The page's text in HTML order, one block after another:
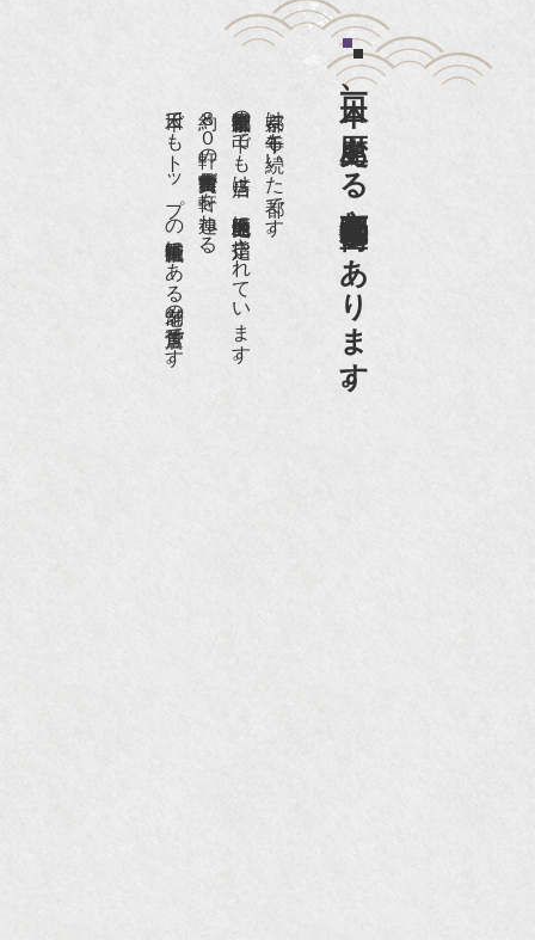
『和楽』7月号 樋口可南子さんがお店へ！！
『樋口可南子の古寺散歩』（5月17日発行）
NHK「趣味Do楽」とよた真帆さんご来店！【動
NHK『美の壺』（4月24日放送）
『和楽』10月号
『Hanako 京都案内』
『FIGARO japon』12月号
日本一、歴史ある
京都祇園骨董街にあります。
京都は千年も続いた都です。
京都祇園骨董街の中でも当店は、歴史的保全地区に指定されています。
約８０軒の古美術骨董商が軒を連ねる、
日本でもトップの祇園骨董街にある老舗の骨董店です。